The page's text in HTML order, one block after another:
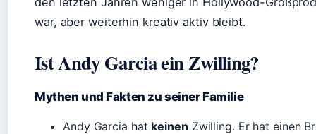
war, aber weiterhin kreativ aktiv bleibt.
Ist Andy Garcia ein Zwilling?
Mythen und Fakten zu seiner Familie
Andy Garcia hat keinen Zwilling. Er hat einen